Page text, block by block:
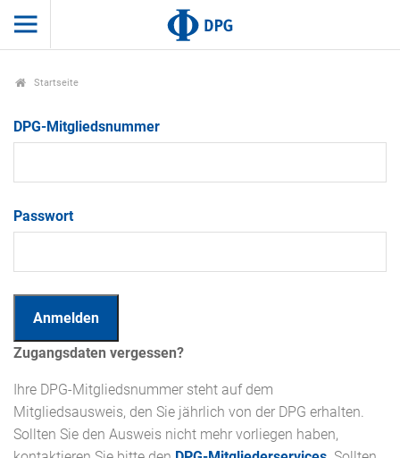
Startseite
DPG-Mitgliedsnummer
Passwort
Zugangsdaten vergessen?
Ihre DPG-Mitgliedsnummer steht auf dem
Mitgliedsausweis, den Sie jährlich von der DPG erhalten.
Sollten Sie den Ausweis nicht mehr vorliegen haben,